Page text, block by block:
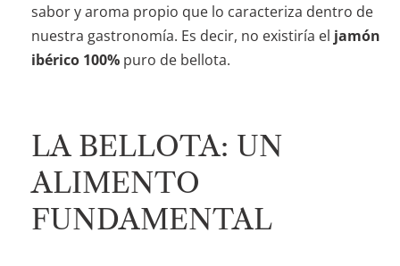
sabor y aroma propio que lo caracteriza dentro de
nuestra gastronomía. Es decir, no existiría el jamón
ibérico 100%puro de bellota.
LA BELLOTA: UN
ALIMENTO
FUNDAMENTAL